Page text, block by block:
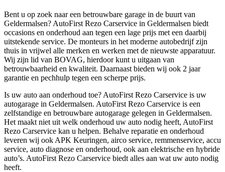
Bent u op zoek naar een betrouwbare garage in de buurt van
Geldermalsen? AutoFirst Rezo Carservice in Geldermalsen biedt
occasions en onderhoud aan tegen een lage prijs met een daarbij
uitstekende service. De monteurs in het moderne autobedrijf zijn
thuis in vrijwel alle merken en werken met de nieuwste apparatuur.
Wij zijn lid van BOVAG, hierdoor kunt u uitgaan van
betrouwbaarheid en kwaliteit. Daarnaast bieden wij ook 2 jaar
garantie en pechhulp tegen een scherpe prijs.
Is uw auto aan onderhoud toe? AutoFirst Rezo Carservice is uw
autogarage in Geldermalsen. AutoFirst Rezo Carservice is een
zelfstandige en betrouwbare autogarage gelegen in Geldermalsen.
Het maakt niet uit welk onderhoud uw auto nodig heeft, AutoFirst
Rezo Carservice kan u helpen. Behalve reparatie en onderhoud
leveren wij ook APK Keuringen, airco service, remmenservice, accu
service, auto diagnose en onderhoud, ook aan elektrische en hybride
auto’s. AutoFirst Rezo Carservice biedt alles aan wat uw auto nodig
heeft.